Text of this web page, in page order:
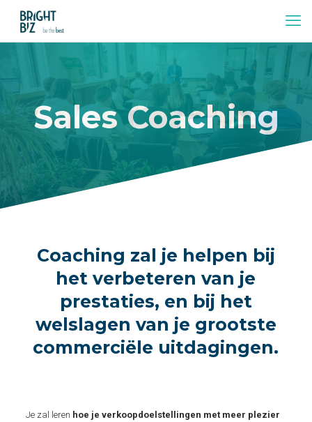
Sales Coaching
Coaching zal je helpen bij
het verbeteren van je
prestaties, en bij het
welslagen van je grootste
commerciële uitdagingen.
Je zal leren hoe je verkoopdoelstellingen met meer plezier